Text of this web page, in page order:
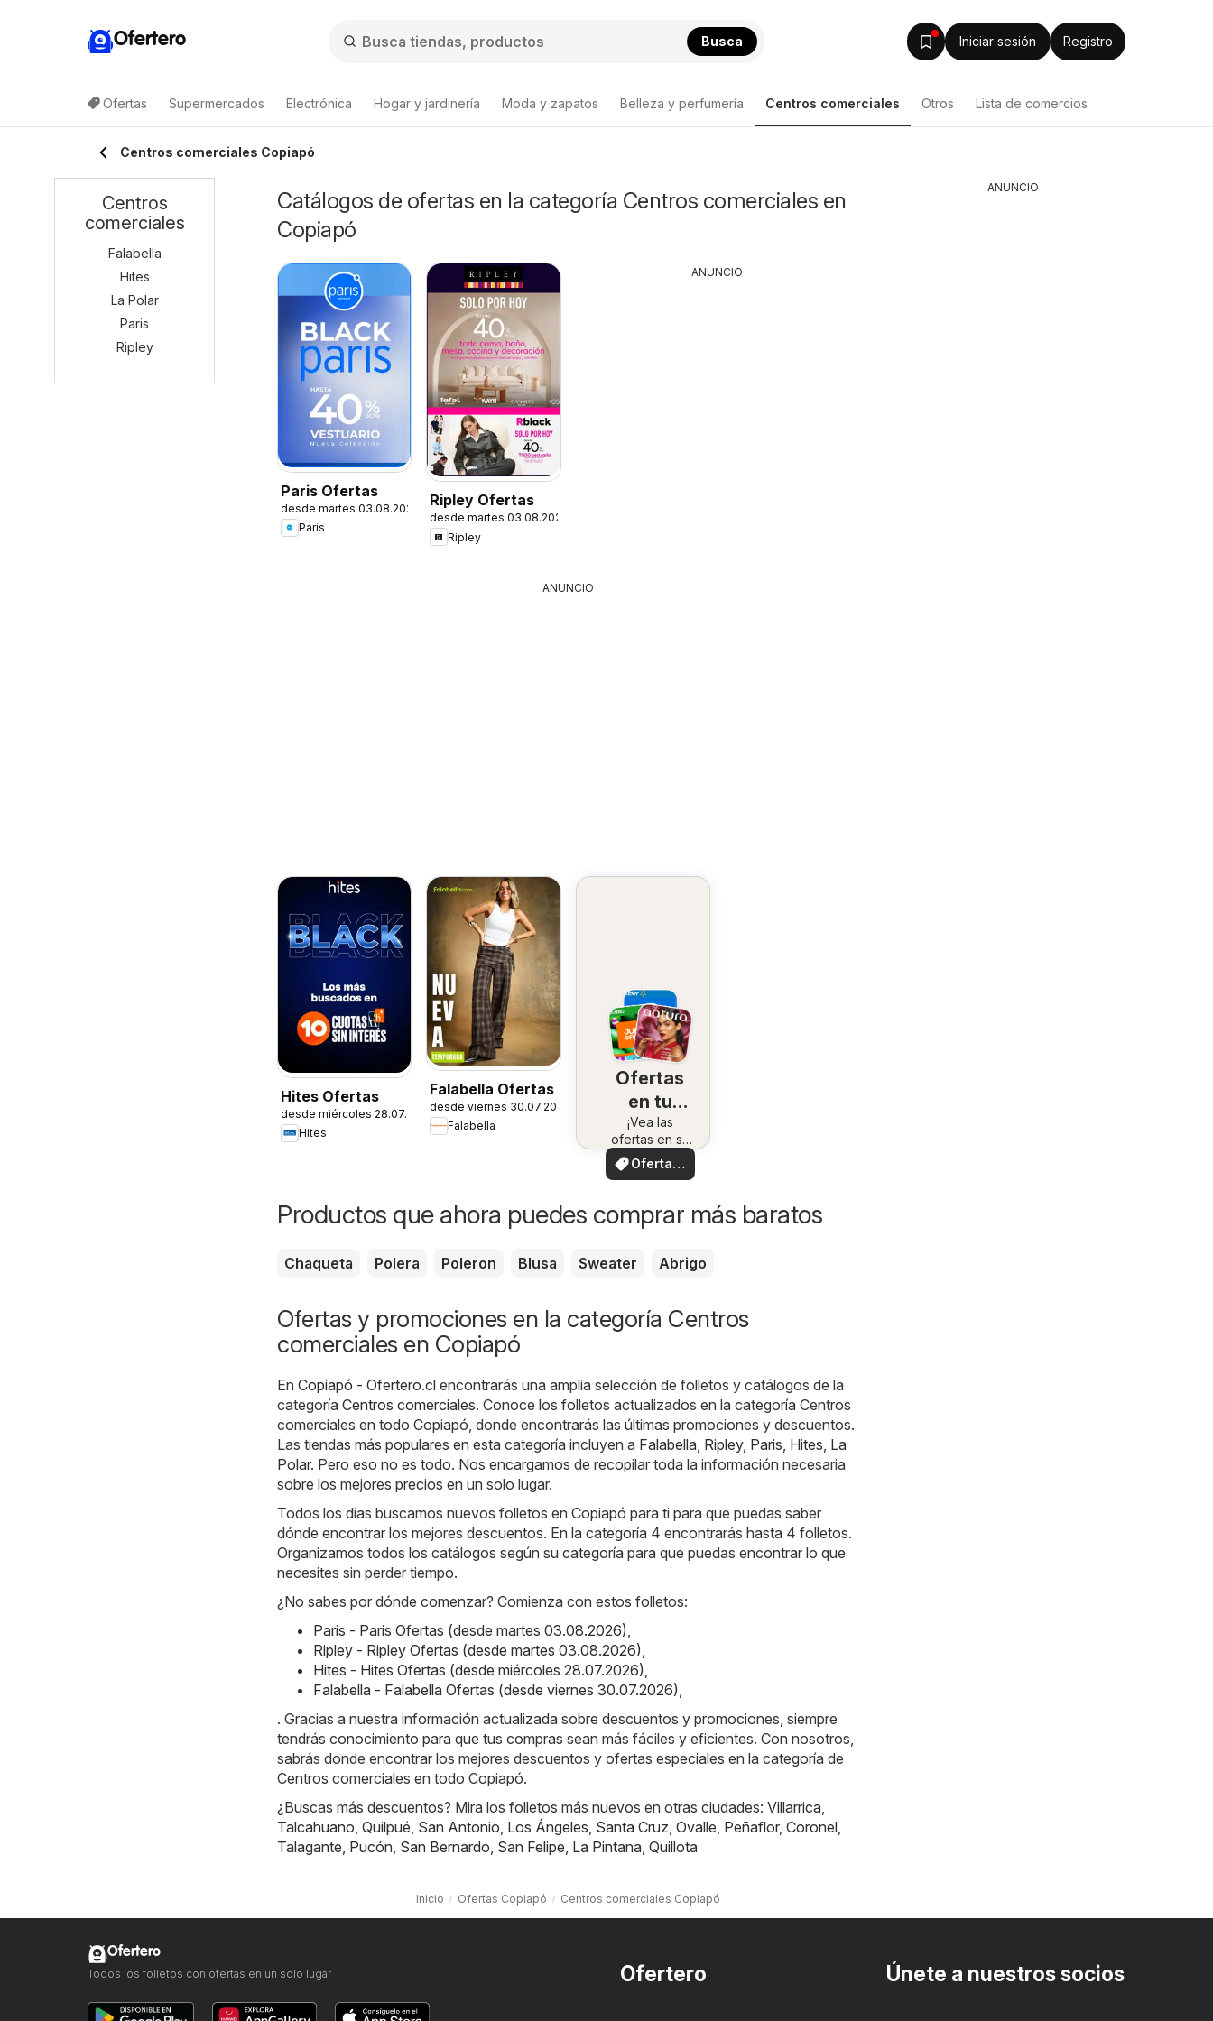
Ofertero Busca Iniciar sesión Registro
Ofertas Supermercados Electrónica Hogar y jardinería Moda y zapatos Belleza y perfumería Centros comerciales Otros Lista de comercios
Centros comerciales Copiapó
Catálogos de ofertas en la categoría Centros comerciales en
Copiapó
Paris Ofertas
desde martes 03.08.2026
Paris
Ripley Ofertas
desde martes 03.08.2026
Ripley
ANUNCIO
ANUNCIO
Hites Ofertas
desde miércoles 28.07.2026
Hites
Falabella Ofertas
desde viernes 30.07.2026
Falabella
Ofertas
en tu
zona
¡Vea las
ofertas en su
zona!
Ofertas
locales
Productos que ahora puedes comprar más baratos
Chaqueta Polera Poleron Blusa Sweater Abrigo
Ofertas y promociones en la categoría Centros
comerciales en Copiapó
En Copiapó - Ofertero.cl encontrarás una amplia selección de folletos y catálogos de la
categoría Centros comerciales. Conoce los folletos actualizados en la categoría Centros
comerciales en todo Copiapó, donde encontrarás las últimas promociones y descuentos.
Las tiendas más populares en esta categoría incluyen a Falabella Ripley, Paris Hites La
Polar. Pero eso no es todo. Nos encargamos de recopilar toda la información necesaria
sobre los mejores precios en un solo lugar.
Todos los días buscamos nuevos folletos en Copiapó para ti para que puedas saber
dónde encontrar los mejores descuentos. En la categoría 4 encontrarás hasta 4 folletos.
Organizamos todos los catálogos según su categoría para que puedas encontrar lo que
necesites sin perder tiempo.
¿No sabes por dónde comenzar? Comienza con estos folletos:
Paris - Paris Ofertas (desde martes 03.08.2026)
Ripley - Ripley Ofertas (desde martes 03.08.2026)
Hites - Hites Ofertas (desde miércoles 28.07.2026)
Falabella - Falabella Ofertas (desde viernes 30.07.2026)
. Gracias a nuestra información actualizada sobre descuentos y promociones, siempre
tendrás conocimiento para que tus compras sean más fáciles y eficientes. Con nosotros,
sabrás donde encontrar los mejores descuentos y ofertas especiales en la categoría de
Centros comerciales en todo Copiapó.
¿Buscas más descuentos? Mira los folletos más nuevos en otras ciudades: Villarrica
Talcahuano Quilpué San Antonio Los Ángeles Santa Cruz Ovalle Peñaflor, Coronel
Talagante Pucón San Bernardo San Felipe La Pintana Quillota
Inicio Ofertas Copiapó Centros comerciales Copiapó
Centros
comerciales
Falabella
Hites
La Polar
Paris
Ripley
ANUNCIO
Ofertero Únete a nuestros socios
Ofertero
Todos los folletos con ofertas en un solo lugar